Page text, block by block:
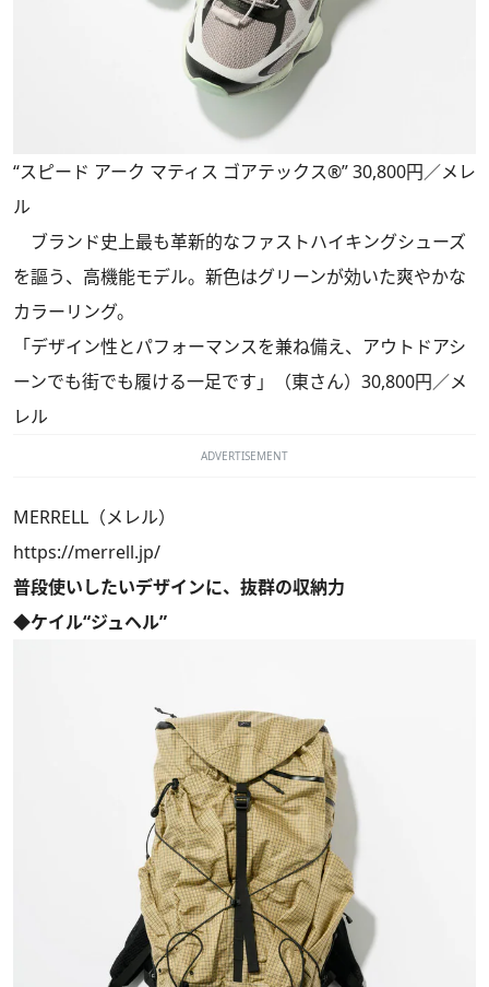
“スピード アーク マティス ゴアテックス®” 30,800円／メレ
ル
ブランド史上最も革新的なファストハイキングシューズ
を謳う、高機能モデル。新色はグリーンが効いた爽やかな
カラーリング。
「デザイン性とパフォーマンスを兼ね備え、アウトドアシ
ーンでも街でも履ける一足です」（東さん）30,800円／メ
レル
ADVERTISEMENT
MERRELL（メレル）
https://merrell.jp/
普段使いしたいデザインに、抜群の収納力
◆ケイル“ジュヘル”